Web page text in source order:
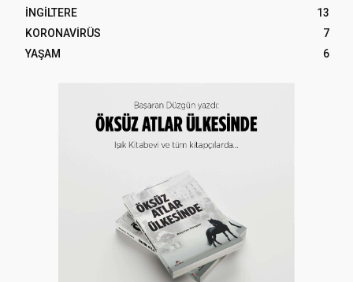
İNGİLTERE
13
KORONAVİRÜS
7
YAŞAM
6